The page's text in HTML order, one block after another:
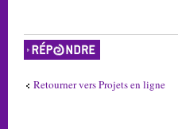
Répondre
Retourner vers Projets en ligne